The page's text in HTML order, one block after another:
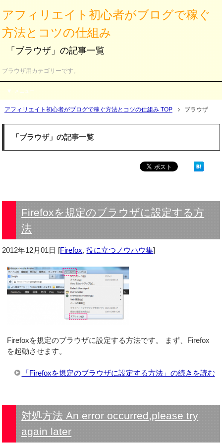
アフィリエイト初心者がブログで稼ぐ
方法とコツの仕組み
「ブラウザ」の記事一覧
ブラウザ用カテゴリーです。
メニュー
アフィリエイト初心者がブログで稼ぐ方法とコツの仕組み TOP ブラウザ
「ブラウザ」の記事一覧
Firefoxを規定のブラウザに設定する方
法
2012年12月01日 [Firefox,役に立つノウハウ集]
Firefoxを規定のブラウザに設定する方法です。 まず、Firefox
を起動させます。
「Firefoxを規定のブラウザに設定する方法」の続きを読む
対処方法 An error occurred,please try
again later